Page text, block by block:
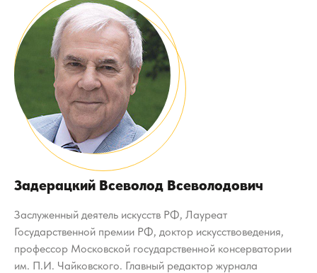
Задерацкий Всеволод Всеволодович
Заслуженный деятель искусств РФ, Лауреат
Государственной премии РФ, доктор искусствоведения,
профессор Московской государственной консерватории
им. П.И. Чайковского. Главный редактор журнала